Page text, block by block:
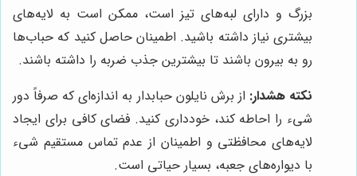
بزرگ و دارای لبه‌های تیز است، ممکن است به لایه‌های
بیشتری نیاز داشته باشید. اطمینان حاصل کنید که حباب‌ها
رو به بیرون باشند تا بیشترین جذب ضربه را داشته باشند.
نکته هشدار: از برش نایلون حبابدار به اندازه‌ای که صرفاً دور
شیء را احاطه کند، خودداری کنید. فضای کافی برای ایجاد
لایه‌های محافظتی و اطمینان از عدم تماس مستقیم شیء
با دیواره‌های جعبه، بسیار حیاتی است.